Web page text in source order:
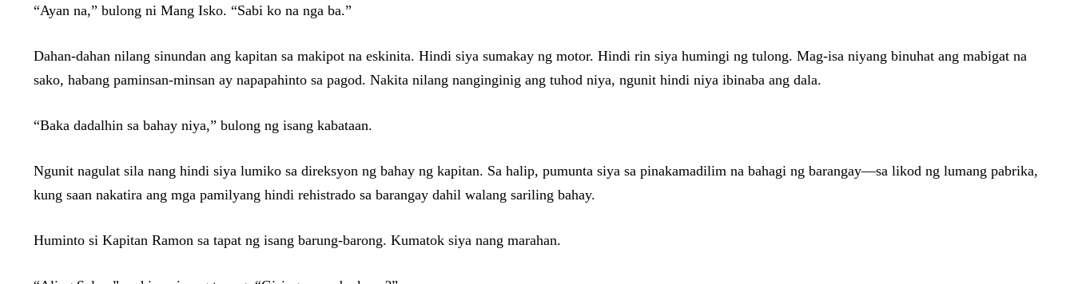
“Ayan na,” bulong ni Mang Isko. “Sabi ko na nga ba.”
Dahan-dahan nilang sinundan ang kapitan sa makipot na eskinita. Hindi siya sumakay ng motor. Hindi rin siya humingi ng tulong. Mag-isa niyang binuhat ang mabigat na
sako, habang paminsan-minsan ay napapahinto sa pagod. Nakita nilang nanginginig ang tuhod niya, ngunit hindi niya ibinaba ang dala.
“Baka dadalhin sa bahay niya,” bulong ng isang kabataan.
Ngunit nagulat sila nang hindi siya lumiko sa direksyon ng bahay ng kapitan. Sa halip, pumunta siya sa pinakamadilim na bahagi ng barangay—sa likod ng lumang pabrika,
kung saan nakatira ang mga pamilyang hindi rehistrado sa barangay dahil walang sariling bahay.
Huminto si Kapitan Ramon sa tapat ng isang barung-barong. Kumatok siya nang marahan.